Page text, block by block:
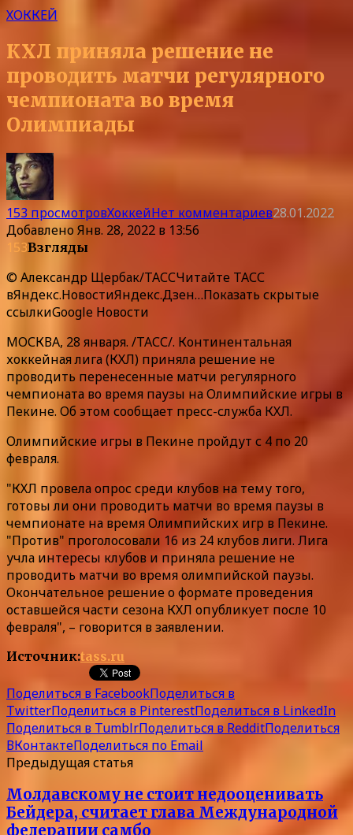
ХОККЕЙ
КХЛ приняла решение не
проводить матчи регулярного
чемпионата во время
Олимпиады
153 просмотровХоккейНет комментариев28.01.2022
ДобавленоЯнв. 28, 2022 в 13:56
153Взгляды
© Александр Щербак/ТАССЧитайте ТАСС
вЯндекс.НовостиЯндекс.Дзен…Показать скрытые
ссылкиGoogle Новости
МОСКВА, 28 января. /ТАСС/. Континентальная
хоккейная лига (КХЛ) приняла решение не
проводить перенесенные матчи регулярного
чемпионата во время паузы на Олимпийские игры в
Пекине. Об этом сообщает пресс-служба КХЛ.
Олимпийские игры в Пекине пройдут с 4 по 20
февраля.
"КХЛ провела опрос среди клубов на тему того,
готовы ли они проводить матчи во время паузы в
чемпионате на время Олимпийских игр в Пекине.
"Против" проголосовали 16 из 24 клубов лиги. Лига
учла интересы клубов и приняла решение не
проводить матчи во время олимпийской паузы.
Окончательное решение о формате проведения
оставшейся части сезона КХЛ опубликует после 10
февраля", – говорится в заявлении.
Источник:tass.ru
Поделиться в FacebookПоделиться в
TwitterПоделиться в PinterestПоделиться в LinkedIn
Поделиться в TumblrПоделиться в RedditПоделиться
ВКонтактеПоделиться по Email
Предыдущая статья
Молдавскому не стоит недооценивать
Бейдера, считает глава Международной
федерации самбо